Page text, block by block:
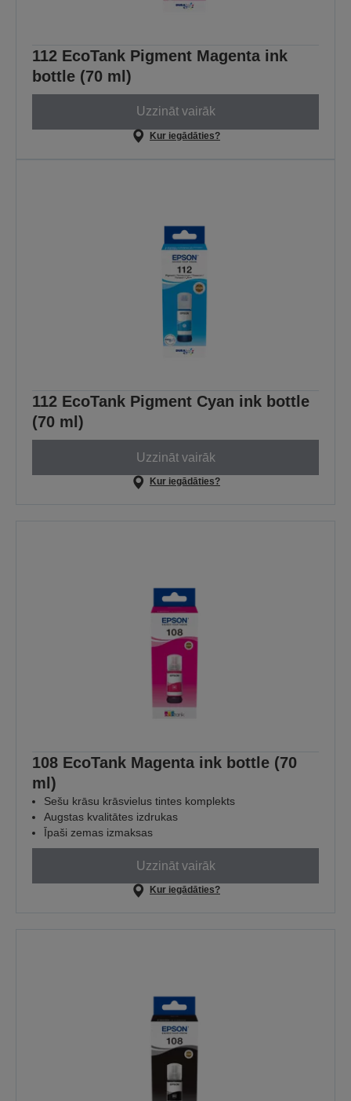
112 EcoTank Pigment Magenta ink
bottle (70 ml)
Uzzināt vairāk
Kur iegādāties?
112 EcoTank Pigment Cyan ink bottle
(70 ml)
Uzzināt vairāk
Kur iegādāties?
108 EcoTank Magenta ink bottle (70
ml)
Sešu krāsu krāsvielus tintes komplekts
Augstas kvalitātes izdrukas
Īpaši zemas izmaksas
Uzzināt vairāk
Kur iegādāties?